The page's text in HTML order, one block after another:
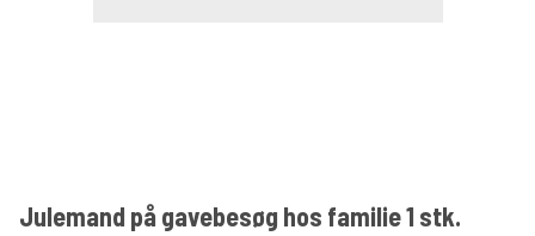
Julemand på gavebesøg hos familie 1 stk.